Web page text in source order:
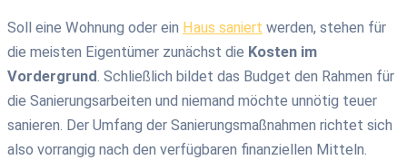
Soll eine Wohnung oder ein Haus saniert werden, stehen für
die meisten Eigentümer zunächst die Kosten im
Vordergrund. Schließlich bildet das Budget den Rahmen für
die Sanierungsarbeiten und niemand möchte unnötig teuer
sanieren. Der Umfang der Sanierungsmaßnahmen richtet sich
also vorrangig nach den verfügbaren finanziellen Mitteln.